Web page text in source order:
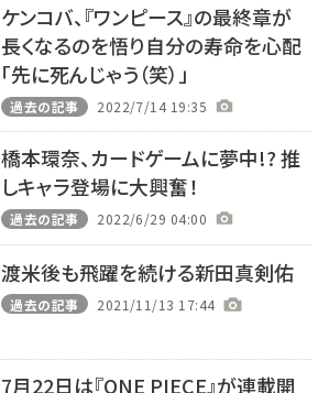
ケンコバ、『ワンピース』の最終章が
長くなるのを悟り自分の寿命を心配
「先に死んじゃう（笑）」
過去の記事 2022/7/14 19:35
橋本環奈、カードゲームに夢中!? 推
しキャラ登場に大興奮！
過去の記事 2022/6/29 04:00
渡米後も飛躍を続ける新田真剣佑
過去の記事 2021/11/13 17:44
7月22日は『ONE PIECE』が連載開